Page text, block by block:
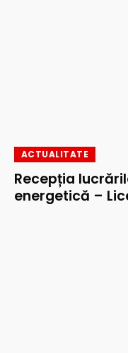
ACTUALITATE
Recepția
energetică –